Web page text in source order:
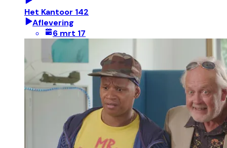
Het Kantoor 142
Aflevering
6 mrt 17